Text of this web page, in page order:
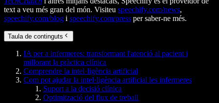
text a veu més gran del món. Visiteu speechify.com/news,
speechify.com/blog i speechify.com/press per saber-ne més.
Taula de continguts
IA per a infermeres: transformant l'atenció al pacient i
millorant la pràctica clínica
Comprendre la intel·ligència artificial
Com pot ajudar la intel·ligència artificial les infermeres
Suport a la decisió clínica
Optimització del flux de treball